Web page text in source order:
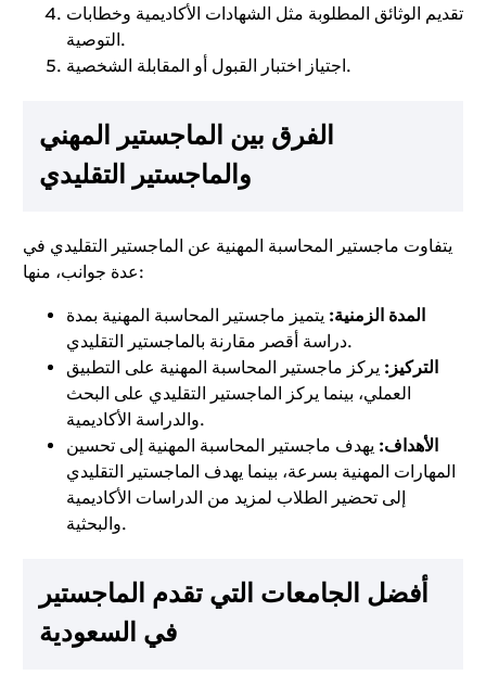
تقديم الوثائق المطلوبة مثل الشهادات الأكاديمية وخطابات
التوصية.
اجتياز اختبار القبول أو المقابلة الشخصية.
الفرق بين الماجستير المهني
والماجستير التقليدي
يتفاوت ماجستير المحاسبة المهنية عن الماجستير التقليدي في
عدة جوانب، منها:
المدة الزمنية: يتميز ماجستير المحاسبة المهنية بمدة
دراسة أقصر مقارنة بالماجستير التقليدي.
التركيز: يركز ماجستير المحاسبة المهنية على التطبيق
العملي، بينما يركز الماجستير التقليدي على البحث
والدراسة الأكاديمية.
الأهداف: يهدف ماجستير المحاسبة المهنية إلى تحسين
المهارات المهنية بسرعة، بينما يهدف الماجستير التقليدي
إلى تحضير الطلاب لمزيد من الدراسات الأكاديمية
والبحثية.
أفضل الجامعات التي تقدم الماجستير
في السعودية